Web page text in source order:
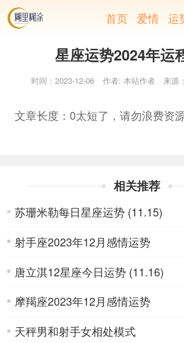
首页 爱情 运
星座运势2024年运
时间：2023-12-06 作者: 本站作者 来源
文章长度：0太短了，请勿浪费资
相关推荐
苏珊米勒每日星座运势 (11.15)
射手座2023年12月感情运势
唐立淇12星座今日运势 (11.16)
摩羯座2023年12月感情运势
天秤男和射手女相处模式